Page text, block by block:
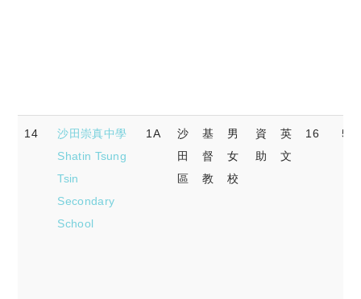
14
沙田崇真中學
Shatin Tsung
Tsin
Secondary
School
1A
沙
田
區
基
督
教
男
女
校
資
助
英
文
16